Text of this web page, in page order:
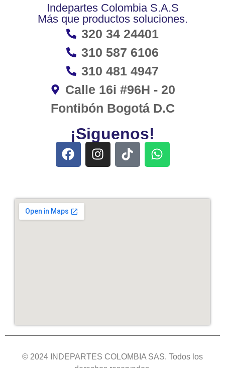
Indepartes Colombia S.A.S
Más que productos soluciones.
320 34 24401
310 587 6106
310 481 4947
Calle 16i #96H - 20
Fontibón Bogotá D.C
¡Siguenos!
© 2024 INDEPARTES COLOMBIA SAS. Todos los